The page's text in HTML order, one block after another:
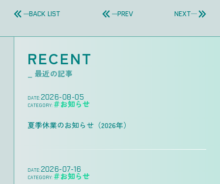
BACK LIST PREV NEXT
RECENT
_ 最近の記事
DATE:2026-08-05
CATEGORY: ＃お知らせ
夏季休業のお知らせ（2026年）
DATE:2026-07-16
CATEGORY: ＃お知らせ